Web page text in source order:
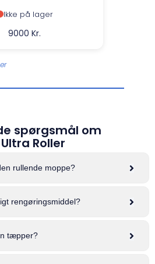
Ikke på lager
9000 Kr.
spørgsmål om
Roller
rullende moppe?
rengøringsmiddel?
tæpper?